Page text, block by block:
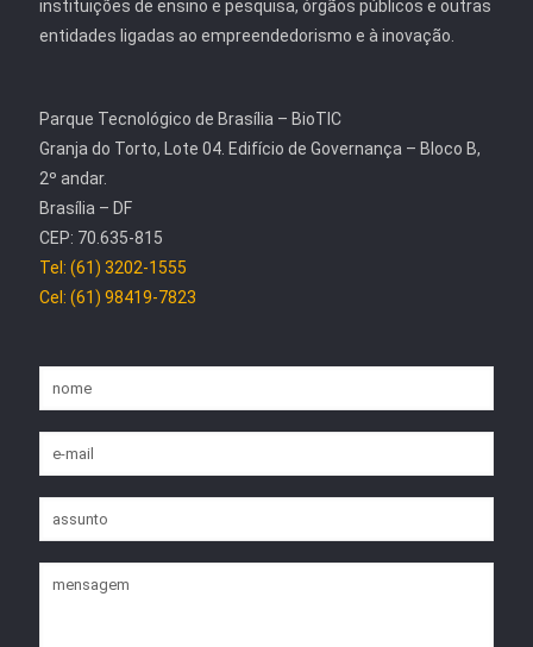
instituições de ensino e pesquisa, órgãos públicos e outras
entidades ligadas ao empreendedorismo e à inovação.
Parque Tecnológico de Brasília – BioTIC
Granja do Torto, Lote 04. Edifício de Governança – Bloco B,
2º andar.
Brasília – DF
CEP: 70.635-815
Tel: (61) 3202-1555
Cel: (61) 98419-7823